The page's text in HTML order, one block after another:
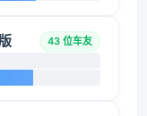
43 位车友